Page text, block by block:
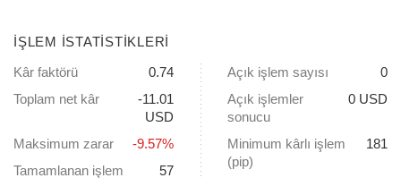
İŞLEM ISTATISTIKLERI
Kâr faktörü
0.74
Toplam net kâr
-11.01
USD
Maksimum zarar
-9.57%
Tamamlanan işlem
57
Açık işlem sayısı
0
Açık işlemler
sonucu
0 USD
Minimum kârlı işlem
(pip)
181